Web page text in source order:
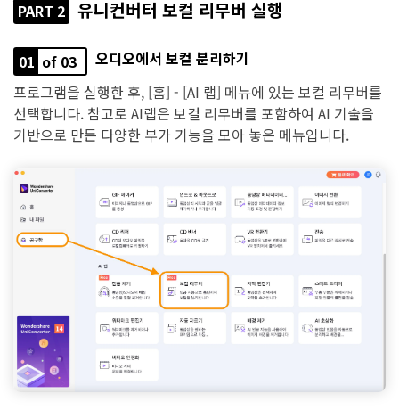
PART 2 유니컨버터 보컬 리무버 실행
01 of 03
오디오에서 보컬 분리하기
프로그램을 실행한 후, [홈] - [AI 랩] 메뉴에 있는 보컬 리무버를
선택합니다. 참고로 AI랩은 보컬 리무버를 포함하여 AI 기술을
기반으로 만든 다양한 부가 기능을 모아 놓은 메뉴입니다.